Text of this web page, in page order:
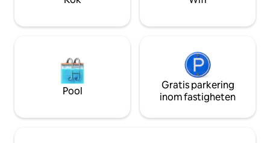
Pool
Gratis parkering
inom fastigheten